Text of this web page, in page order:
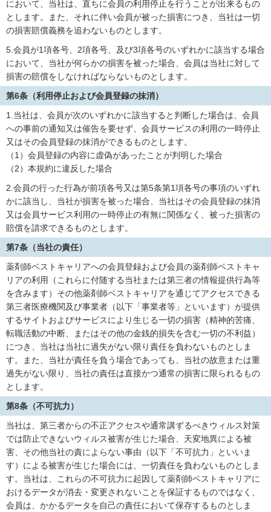
において、当社は、直ちに会員の利用停止を行うことが出来るもの
とします。また、それに伴い会員が被った損害につき、当社は一切
の損害賠償義務を追わないものとします。
5.会員が1項各号、2項各号、及び3項各号のいずれかに該当する場合
において、当社が何らかの損害を被った場合、会員は当社に対して
損害の賠償をしなければならないものとします。
第6条（利用停止および会員登録の抹消）
1.当社は、会員が次のいずれかに該当すると判断した場合は、会員
への事前の通知又は催告を要せず、会員サービスの利用の一時停止
又はその会員登録の抹消ができるものとします。
（1）会員登録の内容に虚偽があったことが判明した場合
（2）本規約に違反した場合
2.会員の行った行為が前項各号又は第5条第1項各号の事項のいずれ
かに該当し、当社が損害を被った場合、当社はその会員登録の抹消
又は会員サービス利用の一時停止の有無に関係なく、被った損害の
賠償を請求できるものとします。
第7条（当社の責任）
薬剤師ベストキャリアへの会員登録および会員の薬剤師ベストキャ
リアの利用（これらに付随する当社または第三者の情報提供行為等
を含みます）その他薬剤師ベストキャリアを通じてアクセスできる
第三者医療機関及び事業者（以下「事業者等」といいます）が提供
するサイトおよびサービスにより生じる一切の損害（精神的苦痛、
転職活動の中断、またはその他の金銭的損失を含む一切の不利益）
につき、当社は当社に過失がない限り責任を負わないものとしま
す。また、当社が責任を負う場合であっても、当社の故意または重
過失がない限り、当社の責任は直接かつ通常の損害に限られるもの
とします。
第8条（不可抗力）
当社は、第三者からの不正アクセスや通常講ずるべきウィルス対策
では防止できないウィルス被害が生じた場合、天変地異による被
害、その他当社の責によらない事由（以下「不可抗力」といいま
す）による被害が生じた場合には、一切責任を負わないものとしま
す。当社は、これらの不可抗力に起因して薬剤師ベストキャリアに
おけるデータが消去・変更されないことを保証するものではなく、
会員は、かかるデータを自己の責任において保存するものとしま